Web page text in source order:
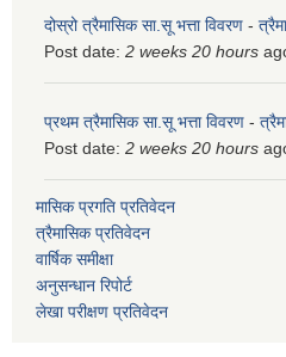
दोस्रो त्रैमासिक सा.सू भत्ता विवरण -
Post date: 2 weeks 20 hours
प्रथम त्रैमासिक सा.सू भत्ता विवरण -
Post date: 2 weeks 20 hours
मासिक प्रगति प्रतिवेदन
त्रैमासिक प्रतिवेदन
वार्षिक समीक्षा
अनुसन्धान रिपोर्ट
लेखा परीक्षण प्रतिवेदन